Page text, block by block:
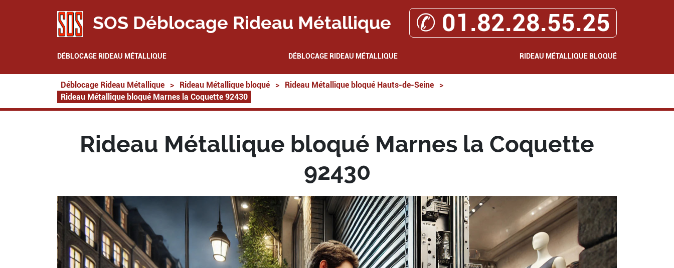
SOS Déblocage Rideau Métallique ✆ 01.82.28.55.25
DÉBLOCAGE RIDEAU MÉTALLIQUE DÉBLOCAGE RIDEAU MÉTALLIQUE RIDEAU MÉTALLIQUE BLOQUÉ
Déblocage Rideau Métallique > Rideau Métallique bloqué > Rideau Métallique bloqué Hauts-de-Seine
>
Rideau Métallique bloqué Marnes la Coquette 92430
Rideau Métallique bloqué Marnes la Coquette
92430